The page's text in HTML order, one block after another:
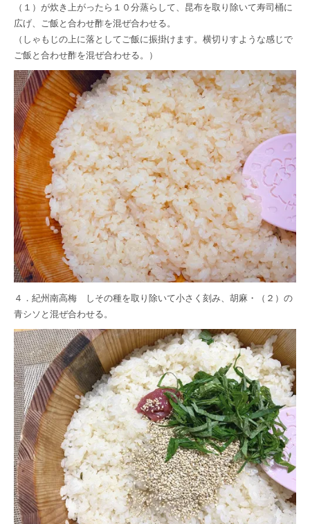
（１）が炊き上がったら１０分蒸らして、昆布を取り除いて寿司桶に
広げ、ご飯と合わせ酢を混ぜ合わせる。
（しゃもじの上に落としてご飯に振掛けます。横切りすような感じで
ご飯と合わせ酢を混ぜ合わせる。）
４． 紀州南高梅 しその種を取り除いて小さく刻み、胡麻・（２）の
青シソと混ぜ合わせる。